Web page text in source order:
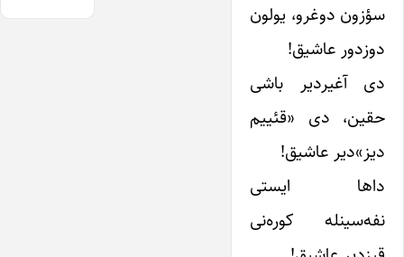
سؤزون دوغرو، یولون
دوزدور عاشیق!
دی آغیردیر باشی
حقین، دی «قئییم
دیز»دیر عاشیق!
داها ایستی
نفه‌سینله کوره‌نی